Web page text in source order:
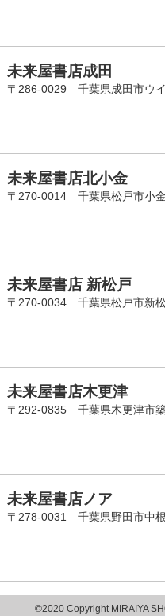
未来屋書店成田
〒286-0029 千葉県成田市ウ
未来屋書店北小金
〒270-0014 千葉県松戸市小
未来屋書店 新松戸
〒270-0034 千葉県松戸市新
未来屋書店木更津
〒292-0835 千葉県木更津市
未来屋書店ノア
〒278-0031 千葉県野田市中
©2020 Copyright MIRAIYA